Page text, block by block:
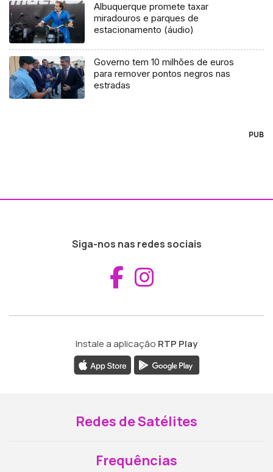
Albuquerque promete taxar
miradouros e parques de
estacionamento (áudio)
Governo tem 10 milhões de euros
para remover pontos negros nas
estradas
PUB
Siga-nos nas redes sociais
Aceder ao
Instale a aplicação RTP Play
Redes de Satélites
Frequências